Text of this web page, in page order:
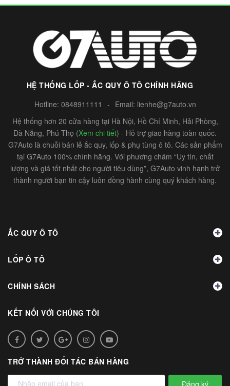
HỆ THỐNG LỐP - ẮC QUY Ô TÔ CHÍNH HÃNG
Hotline: 0848911111 - Email: lienhe@g7auto.vn
Hệ thống hơn 20 cửa hàng tại Hà Nội, Hồ Chí Minh, Hải Phòng,
Đà Nẵng, Phú Thọ (Xem chi tiết) - Hỗ trợ giao hàng toàn quốc.
G7Auto là chuỗi bán lẻ ắc quy, lốp & phụ tùng ô tô. Các sản phẩm
tại G7Auto 100% chính hãng. Với phương châm “Uy tín, chất
lượng và giá tốt nhất cho người tiêu dùng”, G7Auto vinh hạnh trở
thành người bạn tin cậy luôn đồng hành cùng quý khách hàng.
ẮC QUY Ô TÔ
LỐP Ô TÔ
CHÍNH SÁCH
KẾT NỐI VỚI CHÚNG TÔI
TRỞ THÀNH ĐỐI TÁC BÁN HÀNG